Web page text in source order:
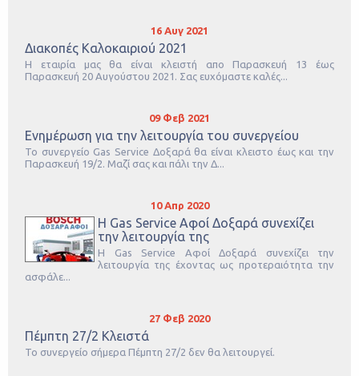
16 Αυγ 2021
Διακοπές Καλοκαιριού 2021
Η εταιρία μας θα είναι κλειστή απο Παρασκευή 13 έως
Παρασκευή 20 Αυγούστου 2021. Σας ευχόμαστε καλές...
09 Φεβ 2021
Ενημέρωση για την λειτουργία του συνεργείου
Το συνεργείο Gas Service Δοξαρά θα είναι κλειστο έως και την
Παρασκευή 19/2. Μαζί σας και πάλι την Δ...
10 Απρ 2020
Η Gas Service Αφοί Δοξαρά συνεχίζει
την λειτουργία της
Η Gas Service Αφοί Δοξαρά συνεχίζει την
λειτουργία της έχοντας ως προτεραιότητα την
ασφάλε...
27 Φεβ 2020
Πέμπτη 27/2 Κλειστά
Το συνεργείο σήμερα Πέμπτη 27/2 δεν θα λειτουργεί.